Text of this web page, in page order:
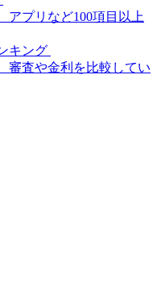
アプリなど100項目以上
キング
審査や金利を比較してい